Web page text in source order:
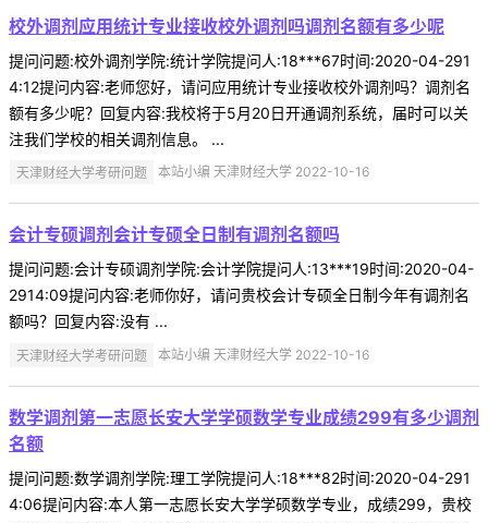
校外调剂应用统计专业接收校外调剂吗调剂名额有多少呢
提问问题:校外调剂学院:统计学院提问人:18***67时间:2020-04-291
4:12提问内容:老师您好，请问应用统计专业接收校外调剂吗？调剂名
额有多少呢？回复内容:我校将于5月20日开通调剂系统，届时可以关
注我们学校的相关调剂信息。 ...
天津财经大学考研问题 本站小编 天津财经大学 2022-10-16
会计专硕调剂会计专硕全日制有调剂名额吗
提问问题:会计专硕调剂学院:会计学院提问人:13***19时间:2020-04-
2914:09提问内容:老师你好，请问贵校会计专硕全日制今年有调剂名
额吗？回复内容:没有 ...
天津财经大学考研问题 本站小编 天津财经大学 2022-10-16
数学调剂第一志愿长安大学学硕数学专业成绩299有多少调剂
名额
提问问题:数学调剂学院:理工学院提问人:18***82时间:2020-04-291
4:06提问内容:本人第一志愿长安大学学硕数学专业，成绩299，贵校